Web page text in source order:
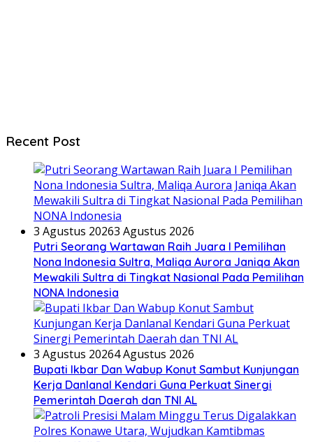
Recent Post
3 Agustus 20263 Agustus 2026
Putri Seorang Wartawan ‎Raih Juara I Pemilihan
Nona Indonesia Sultra, Maliqa Aurora Janiqa Akan
Mewakili Sultra di Tingkat Nasional Pada Pemilihan
NONA Indonesia
3 Agustus 20264 Agustus 2026
Bupati Ikbar Dan Wabup Konut Sambut Kunjungan
Kerja Danlanal Kendari Guna Perkuat Sinergi
Pemerintah Daerah dan TNI AL